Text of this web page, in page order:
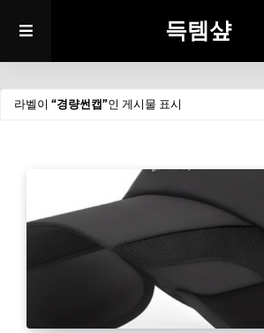
득템샾
라벨이 경량썬캡 인 게시물 표시